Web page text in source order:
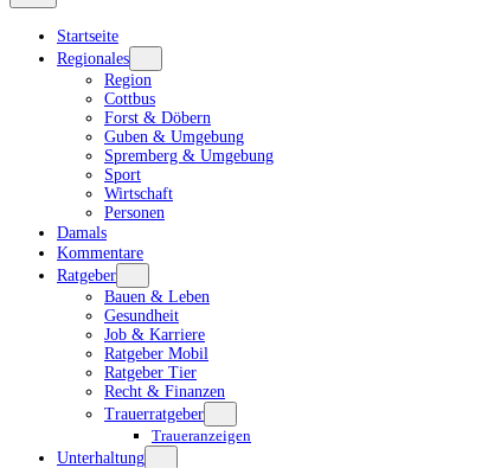
Startseite
Regionales
Region
Cottbus
Forst & Döbern
Guben & Umgebung
Spremberg & Umgebung
Sport
Wirtschaft
Personen
Damals
Kommentare
Ratgeber
Bauen & Leben
Gesundheit
Job & Karriere
Ratgeber Mobil
Ratgeber Tier
Recht & Finanzen
Trauerratgeber
Traueranzeigen
Unterhaltung